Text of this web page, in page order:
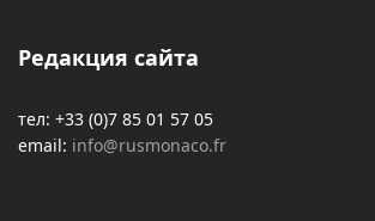
Редакция сайта
тел: +33 (0)7 85 01 57 05
email: info@rusmonaco.fr